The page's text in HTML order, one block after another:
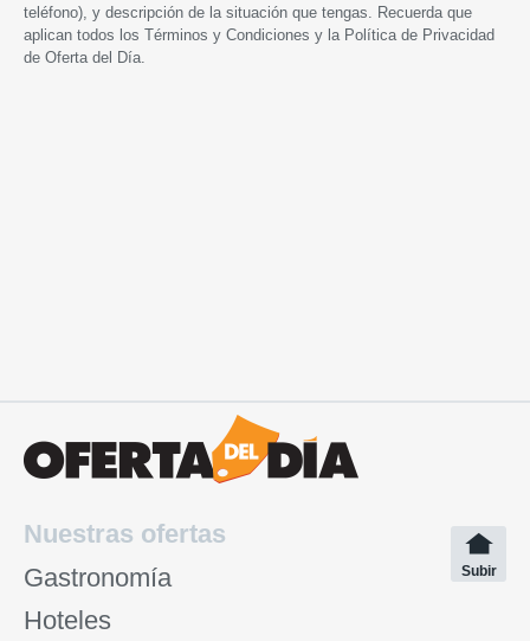
teléfono), y descripción de la situación que tengas. Recuerda que
aplican todos los Términos y Condiciones y la Política de Privacidad
de Oferta del Día.
Nuestras ofertas
Gastronomía
Hoteles
Subir